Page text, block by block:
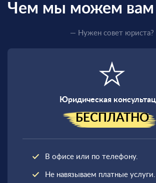
Чем мы можем вам
— Нужен совет юриста?
Юридическая
БЕСПЛАТНО
В офисе или по телефону.
Не навязываем платные услуги.